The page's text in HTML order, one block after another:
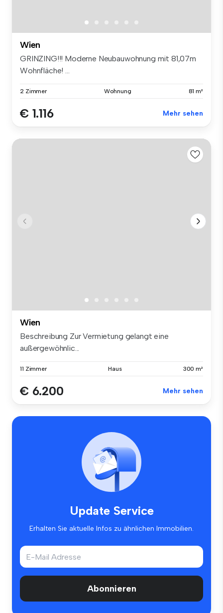
Wien
GRINZING!!! Moderne Neubauwohnung mit 81,07m
Wohnfläche! ...
2 Zimmer Wohnung 81 m²
€ 1.116 Mehr sehen
Wien
Beschreibung Zur Vermietung gelangt eine
außergewöhnlic...
11 Zimmer Haus 300 m²
€ 6.200 Mehr sehen
Update Service
Erhalten Sie aktuelle Infos zu ähnlichen Immobilien.
Abonnieren